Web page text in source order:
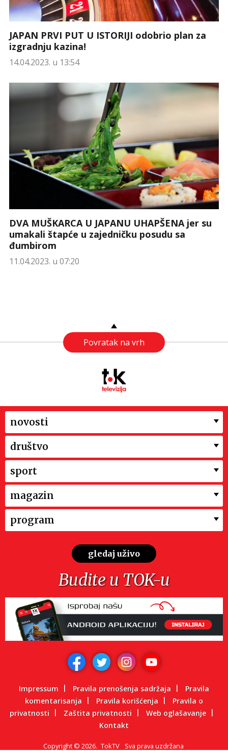
JAPAN PRVI PUT U ISTORIJI odobrio plan za
izgradnju kazina!
14.04.2023. u 13:54
DVA MUŠKARCA U JAPANU UHAPŠENA jer su
umakali štapće u zajedničku posudu sa
đumbirom
11.04.2023. u 07:20
Povratak na vrh
novosti
društvo
sport
magazin
program
gledaj uživo
Budite u TOK-u
Impressum Pravila prenošenja sadržaja
Pravila
komentarisanja
Pravila korišćenja
Pravila o
privatnosti
Zaštita privatnosti
Web oglašavanje
Kontakt
Copyright © 2026. TokTV Sva prava uzdržana